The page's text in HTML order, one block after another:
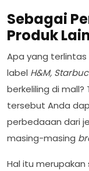
Sebagai
Produk
Apa yang
label H&M,
berkeliling di
tersebut Anda
perbedaaan dari
masing-masing
Hal itu